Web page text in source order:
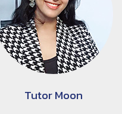
Tutor Moon